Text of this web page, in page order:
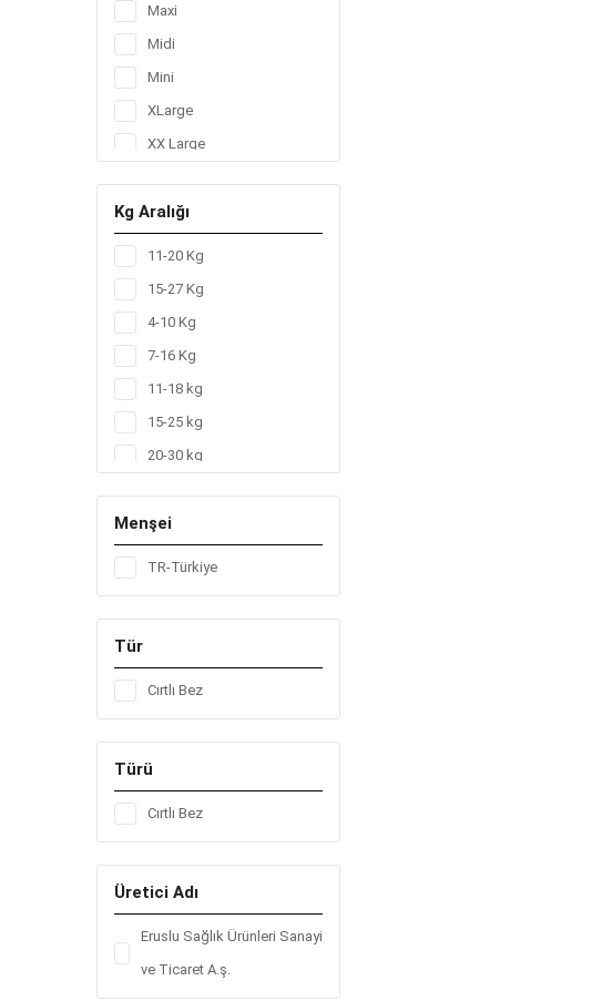
78
80
84
96
Maxi
Midi
Mini
XLarge
XX Large
Kg Aralığı
11-20 Kg
15-27 Kg
4-10 Kg
7-16 Kg
11-18 kg
15-25 kg
20-30 kg
3-6 kg
Menşei
TR-Türkiye
Tür
Cırtlı Bez
Türü
Cırtlı Bez
Üretici Adı
Eruslu Sağlık Ürünleri Sanayi
ve Ticaret A.ş.